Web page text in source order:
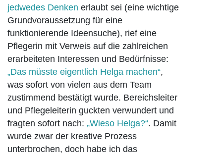
jedwedes Denken erlaubt sei (eine wichtige
Grundvoraussetzung für eine
funktionierende Ideensuche), rief eine
Pflegerin mit Verweis auf die zahlreichen
erarbeiteten Interessen und Bedürfnisse:
„Das müsste eigentlich Helga machen“,
was sofort von vielen aus dem Team
zustimmend bestätigt wurde. Bereichsleiter
und Pflegeleiterin guckten verwundert und
fragten sofort nach: „Wieso Helga?“. Damit
wurde zwar der kreative Prozess
unterbrochen, doch habe ich das